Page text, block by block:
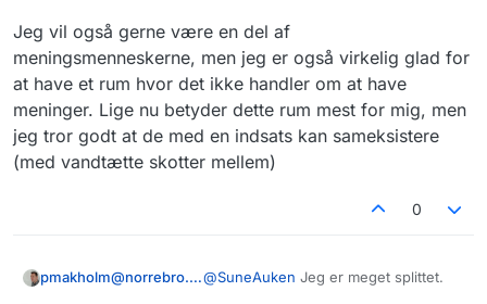
Jeg vil også gerne være en del af
meningsmenneskerne, men jeg er også virkelig glad for
at have et rum hvor det ikke handler om at have
meninger. Lige nu betyder dette rum mest for mig, men
jeg tror godt at de med en indsats kan sameksistere
(med vandtætte skotter mellem)
0
pmakholm@norrebro.space@SuneAuken Jeg er meget splittet.